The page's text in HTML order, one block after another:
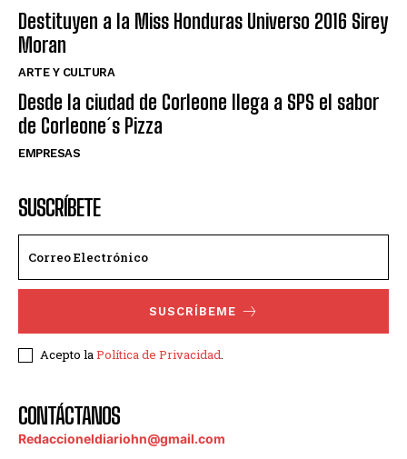
Destituyen a la Miss Honduras Universo 2016 Sirey
Moran
ARTE Y CULTURA
Desde la ciudad de Corleone llega a SPS el sabor
de Corleone´s Pizza
EMPRESAS
SUSCRÍBETE
SUSCRÍBEME
Acepto laPolítica de Privacidad.
CONTÁCTANOS
Redaccioneldiariohn@gmail.com